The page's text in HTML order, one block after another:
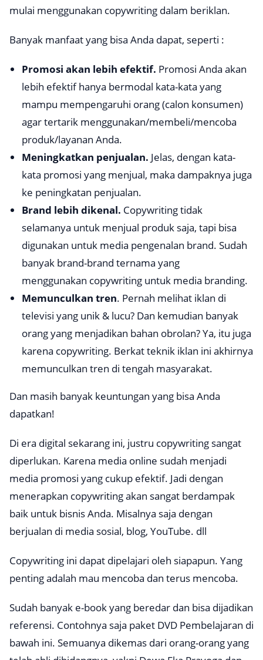
mulai menggunakan copywriting dalam beriklan.
Banyak manfaat yang bisa Anda dapat, seperti :
Promosi akan lebih efektif. Promosi Anda akan
lebih efektif hanya bermodal kata-kata yang
mampu mempengaruhi orang (calon konsumen)
agar tertarik menggunakan/membeli/mencoba
produk/layanan Anda.
Meningkatkan penjualan. Jelas, dengan kata-
kata promosi yang menjual, maka dampaknya juga
ke peningkatan penjualan.
Brand lebih dikenal. Copywritingtidak
selamanya untuk menjual produk saja, tapi bisa
digunakan untuk media pengenalan brand. Sudah
banyak brand-brand ternama yang
menggunakan copywriting untuk media branding.
Memunculkan tren. Pernah melihat iklan di
televisi yang unik & lucu? Dan kemudian banyak
orang yang menjadikan bahan obrolan? Ya, itu juga
karena copywriting. Berkat teknik iklan ini akhirnya
memunculkan tren di tengah masyarakat.
Dan masih banyak keuntungan yang bisa Anda
dapatkan!
Di era digital sekarang ini, justru copywriting sangat
diperlukan. Karena media online sudah menjadi
media promosi yang cukup efektif. Jadi dengan
menerapkan copywritingakan sangat berdampak
baik untuk bisnis Anda. Misalnya saja dengan
berjualan di media sosial, blog, YouTube. dll
Copywriting ini dapat dipelajari oleh siapapun. Yang
penting adalah mau mencoba dan terus mencoba.
Sudah banyak e-bookyang beredar dan bisa dijadikan
referensi. Contohnya saja paket DVD Pembelajaran di
bawah ini. Semuanya dikemas dari orang-orang yang